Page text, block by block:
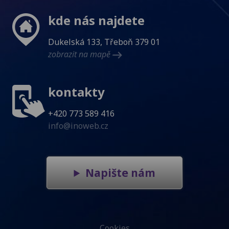
kde nás najdete
Dukelská 133, Třeboň 379 01
zobrazit na mapě
kontakty
+420 773 589 416
info@inoweb.cz
Napište nám